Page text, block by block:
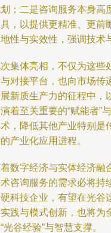
；二是咨询服务本身高
，以提供更精准、更前
性与实效性，强调技术
集体亮相，不仅为这些
对接平台，也向市场传
新质生产力的征程中，
着至关重要的“赋能者”
，降低其他产业特别是
产业化应用进程。
数字经济与实体经济融
咨询服务的需求必将持
科技企业，有望在光谷
践与模式创新，也将为
光谷经验”与智慧支撑。